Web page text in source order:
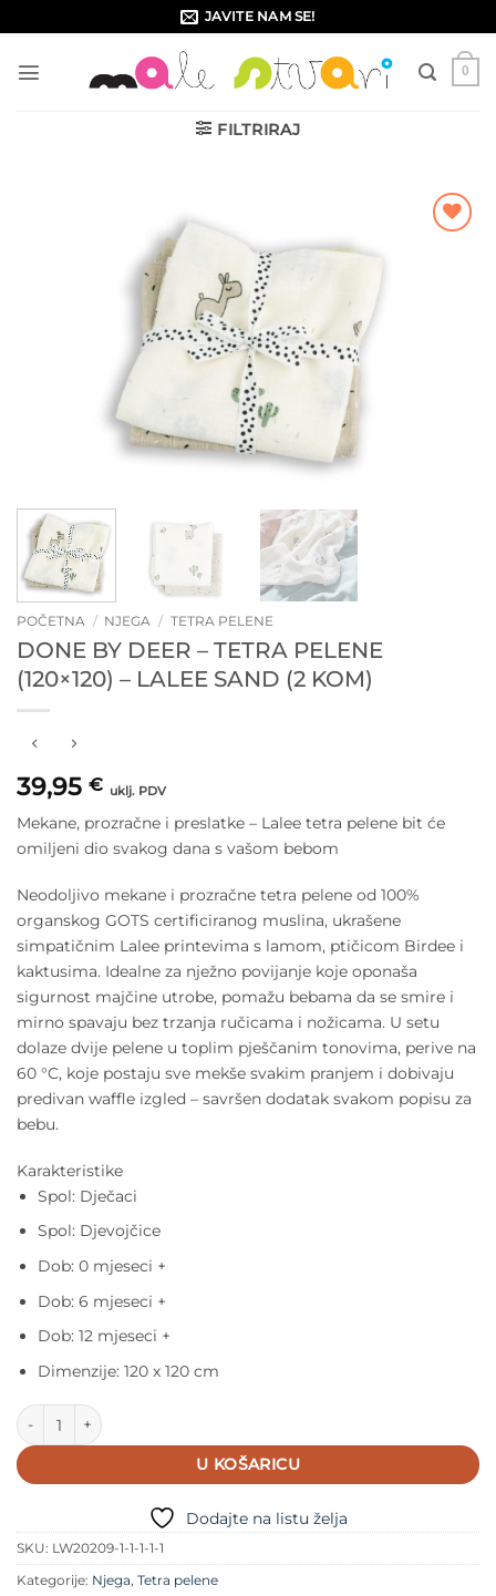
to
content
JAVITE NAM SE!
0
FILTRIRAJ
POČETNA / NJEGA / TETRA PELENE
DONE BY DEER – TETRA PELENE
(120×120) – LALEE SAND (2 KOM)
39,95 € uklj. PDV
Mekane, prozračne i preslatke – Lalee tetra pelene bit će
omiljeni dio svakog dana s vašom bebom
Neodoljivo mekane i prozračne tetra pelene od 100%
organskog GOTS certificiranog muslina, ukrašene
simpatičnim Lalee printevima s lamom, ptičicom Birdee i
kaktusima. Idealne za nježno povijanje koje oponaša
sigurnost majčine utrobe, pomažu bebama da se smire i
mirno spavaju bez trzanja ručicama i nožicama. U setu
dolaze dvije pelene u toplim pješčanim tonovima, perive na
60 °C, koje postaju sve mekše svakim pranjem i dobivaju
predivan waffle izgled – savršen dodatak svakom popisu za
bebu.
Karakteristike
Spol: Dječaci
Spol: Djevojčice
Dob: 0 mjeseci +
Dob: 6 mjeseci +
Dob: 12 mjeseci +
Dimenzije: 120 x 120 cm
Done by Deer - Tetra pelene (120x120) - Lalee Sand (2 kom)
U KOŠARICU
Dodajte na listu želja
SKU: LW20209-1-1-1-1-1
Kategorije: Njega, Tetra pelene